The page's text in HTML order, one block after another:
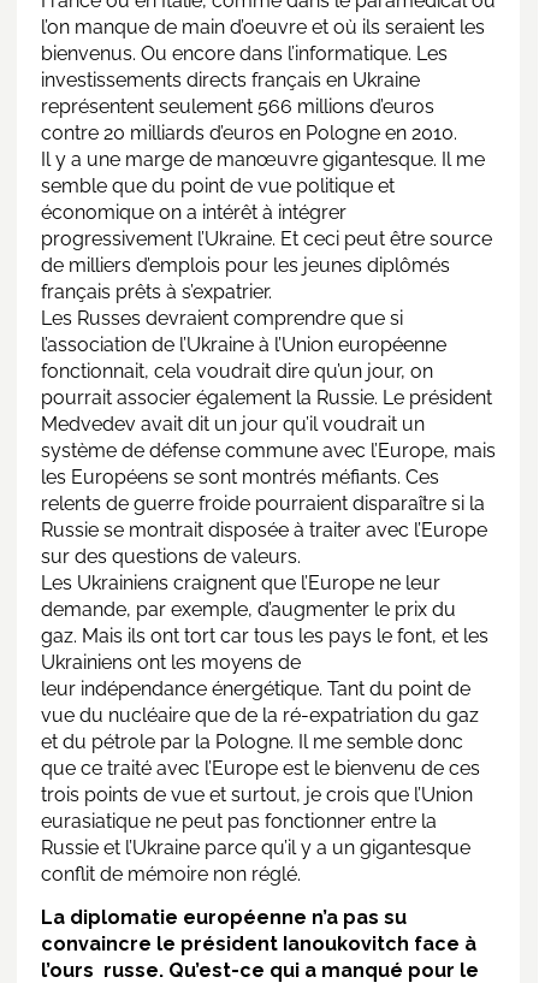
l’on manque de main d’oeuvre et où ils seraient les
bienvenus. Ou encore dans l’informatique. Les
investissements directs français en Ukraine
représentent seulement 566 millions d’euros
contre 20 milliards d’euros en Pologne en 2010.
Il y a une marge de manœuvre gigantesque. Il me
semble que du point de vue politique et
économique on a intérêt à intégrer
progressivement l’Ukraine. Et ceci peut être source
de milliers d’emplois pour les jeunes diplômés
français prêts à s’expatrier.
Les Russes devraient comprendre que si
l’association de l’Ukraine à l’Union européenne
fonctionnait, cela voudrait dire qu’un jour, on
pourrait associer également la Russie. Le président
Medvedev avait dit un jour qu’il voudrait un
système de défense commune avec l’Europe, mais
les Européens se sont montrés méfiants. Ces
relents de guerre froide pourraient disparaître si la
Russie se montrait disposée à traiter avec l’Europe
sur des questions de valeurs.
Les Ukrainiens craignent que l’Europe ne leur
demande, par exemple, d’augmenter le prix du
gaz. Mais ils ont tort car tous les pays le font, et les
Ukrainiens ont les moyens de
leur indépendance énergétique. Tant du point de
vue du nucléaire que de la ré-expatriation du gaz
et du pétrole par la Pologne. Il me semble donc
que ce traité avec l’Europe est le bienvenu de ces
trois points de vue et surtout, je crois que l’Union
eurasiatique ne peut pas fonctionner entre la
Russie et l’Ukraine parce qu’il y a un gigantesque
conflit de mémoire non réglé.
La diplomatie européenne n’a pas su
convaincre le président Ianoukovitch face à
l’ours russe. Qu’est-ce qui a manqué pour le